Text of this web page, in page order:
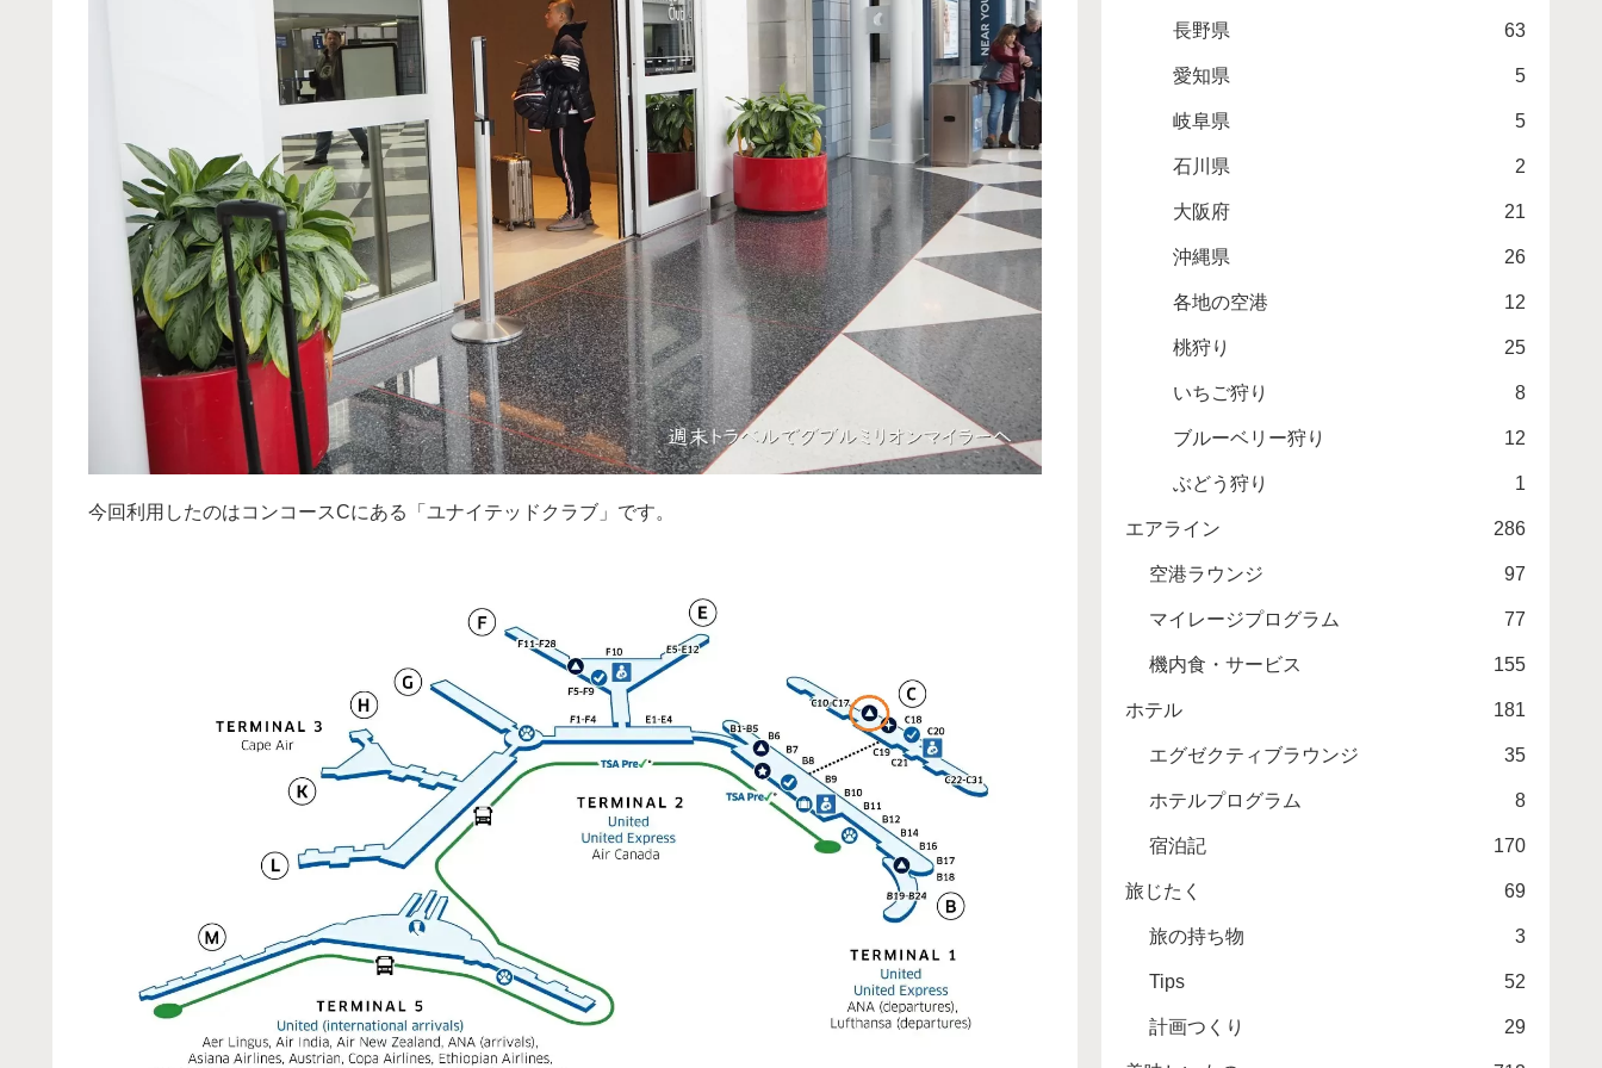
今回利用したのはコンコースCにある「ユナイテッドクラブ」です。
長野県 63
愛知県 5
岐阜県 5
石川県 2
大阪府 21
沖縄県 26
各地の空港 12
桃狩り 25
いちご狩り 8
ブルーベリー狩り 12
ぶどう狩り 1
エアライン 286
空港ラウンジ 97
マイレージプログラム 77
機内食・サービス 155
ホテル 181
エグゼクティブラウンジ 35
ホテルプログラム 8
宿泊記 170
旅じたく 69
旅の持ち物 3
Tips 52
計画つくり 29